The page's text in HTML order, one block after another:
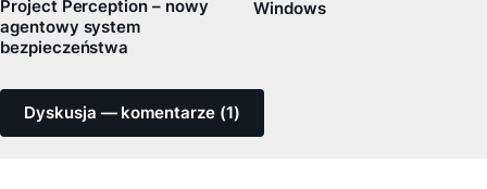
Project Perception – nowy
agentowy system
bezpieczeństwa
Windows
Dyskusja — komentarze (1)